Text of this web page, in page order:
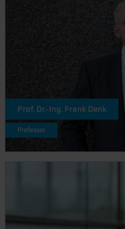
Prof. Dr.-Ing. Frank Denk
Professor